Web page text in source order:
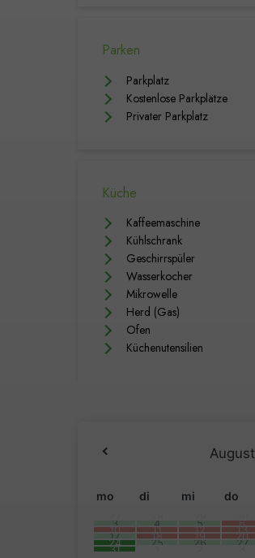
Parken
Parkplatz
Kostenlose Parkplätze
Privater Parkplatz
Küche
Kaffeemaschine
Kühlschrank
Geschirrspüler
Wasserkocher
Mikrowelle
Herd (Gas)
Ofen
Küchenutensilien
August
mo di mi do
3 4 5 6
10 11 12 13
17 18 19 20
24 25 26 27
31 1 2 3